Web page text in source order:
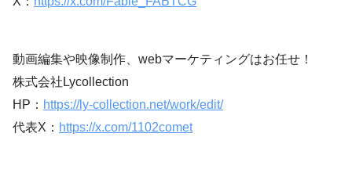
動画編集や映像制作、webマーケティングはお任せ！
株式会社Lycollection
HP： https://ly-collection.net/work/edit/
代表X： https://x.com/1102comet